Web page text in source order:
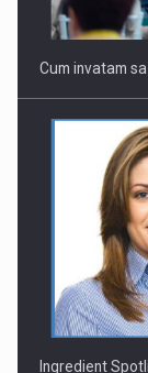
Cum invatam
Ingredient